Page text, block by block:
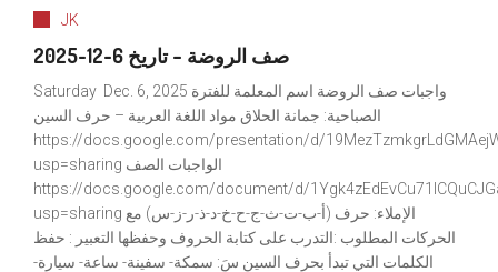
JK
صف الروضة – تاريخ 6-12-2025
Saturday Dec. 6, 2025 واجبات صف الروضة اسم المعلمة للفترة
الصباحية: جمانة الحلاق مواد اللغة العربية – حرف السين
https://docs.google.com/presentation/d/
usp=sharing الواجبات الصف
https://docs.google.com/document/d/
usp=sharing الإملاء: حرف (أ-ب-ت-ث-ج-ح-خ-د-ذ-ر-ز-س) مع
الحركات المطلوب :التدرب على كتابة الحروف وحفظها التعبير : حفظ
الكلمات التي تبدأ بحرف السين سَ: سمكة- سفينة- ساعة- سيارة-